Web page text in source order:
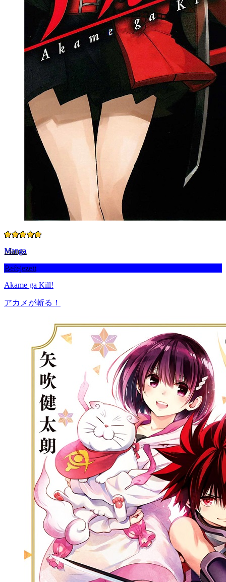
Manga
Befejezett
Akame ga Kill!
アカメが斬る！